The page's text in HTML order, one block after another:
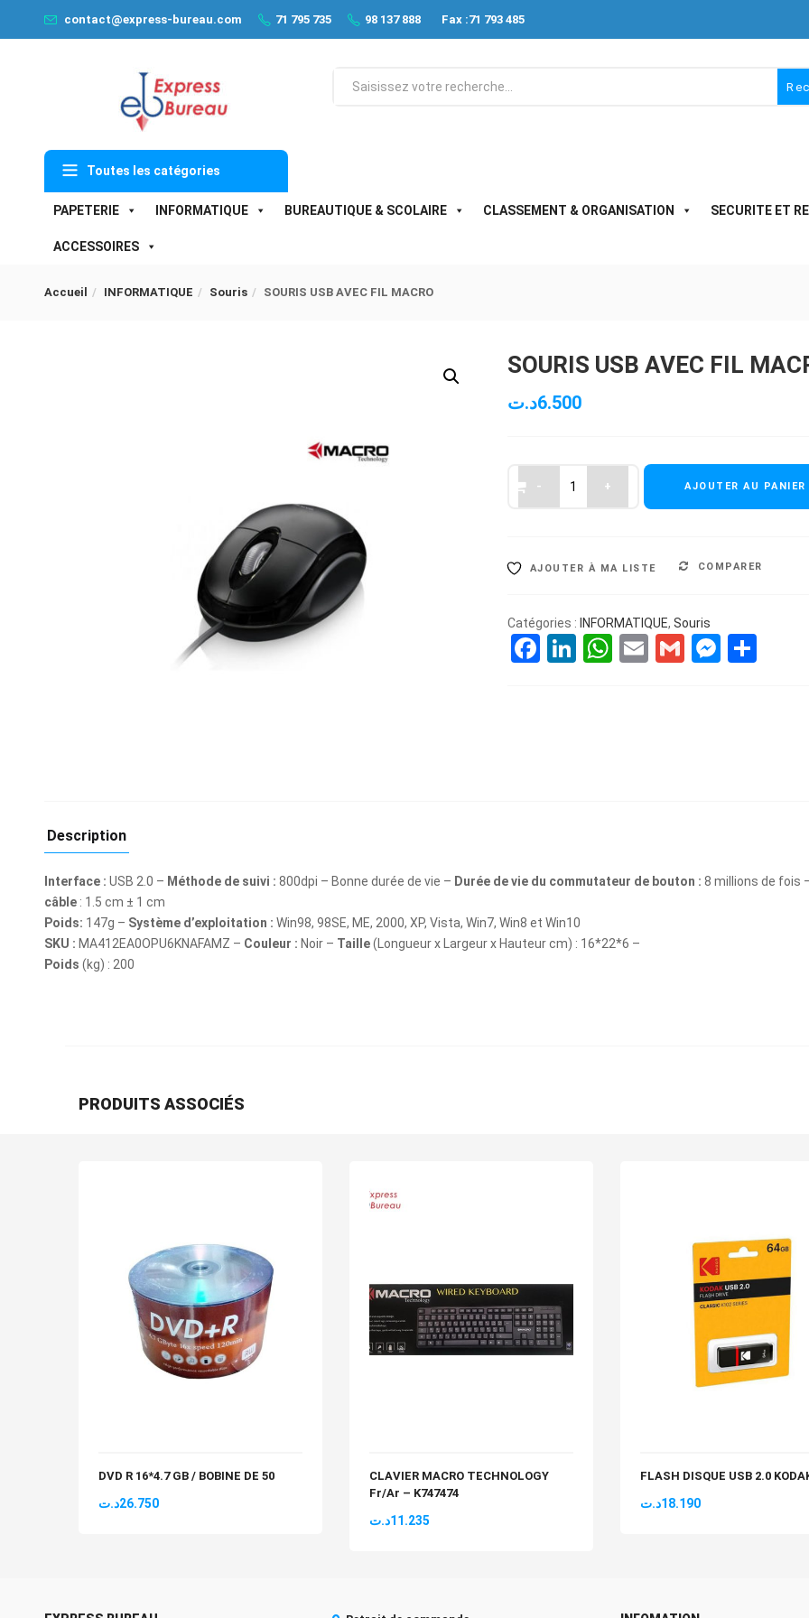
contact@express-bureau.com 71 795 735 98 137 888 Fax :71 793 485
Toutes les catégories
INFORMATIQUE
PAPETERIE BUREAUTIQUE & SCOLAIRE CLASSEMENT & ORGANISATION SECURITE ET
ACCESSOIRES
Accueil INFORMATIQUE Souris SOURIS USB AVEC FIL MACRO
SOURIS USB AVEC FIL
6.500د.ت
AJOUTER AU PANIER
AJOUTER À MA LISTE COMPARER
Catégories : INFORMATIQUE,Souris
Facebook
LinkedIn
WhatsApp
EmailGmail
Description
Interface : USB 2.0 – Méthode de suivi : 800dpi – Bonne durée de vie – Durée de vie du commutateur de bouton : 8 millions de fois
câble: 1.5 cm ± 1 cm
Poids: 147g – Système d’exploitation : Win98, 98SE, ME, 2000, XP, Vista, Win7, Win8 et Win10
SKU : MA412EA0OPU6KNAFAMZ – Couleur : Noir – Taille(Longueur x Largeur x Hauteur cm) : 16*22*6 –
Poids (kg) : 200
PRODUITS ASSOCIÉS
DVD R 16*4.7 GB / BOBINE DE 50
26.750د.ت
CLAVIER MACRO TECHNOLOGY
Fr/Ar – K747474
11.235د.ت
FLASH DISQUE USB 2.0
18.190د.ت